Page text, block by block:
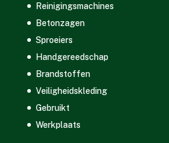
Reinigingsmachines
Betonzagen
Sproeiers
Handgereedschap
Brandstoffen
Veiligheidskleding
Gebruikt
Werkplaats